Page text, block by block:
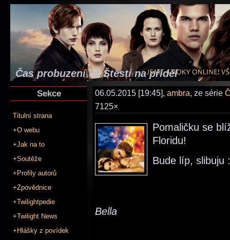
Čas probuzení 38 Štěstí na příděl
Sekce
Titulní strana
+O webu
+Jak na to
+Soutěže
+Profily autorů
+Zpovědnice
+Twilightpedie
+Twilight News
+Hlášky z povídek
06.05.2015 [19:45], ambra, ze série
7125×
Pomaličku se
Floridu!
Bude líp, slibuju
Bella